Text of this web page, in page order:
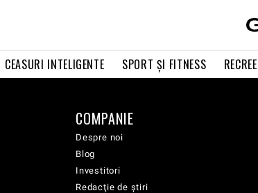
CEASURI INTELIGENTE SPORT ŞI FITNESS
COMPANIE
Despre noi
Blog
Investitori
Redacţie de ştiri